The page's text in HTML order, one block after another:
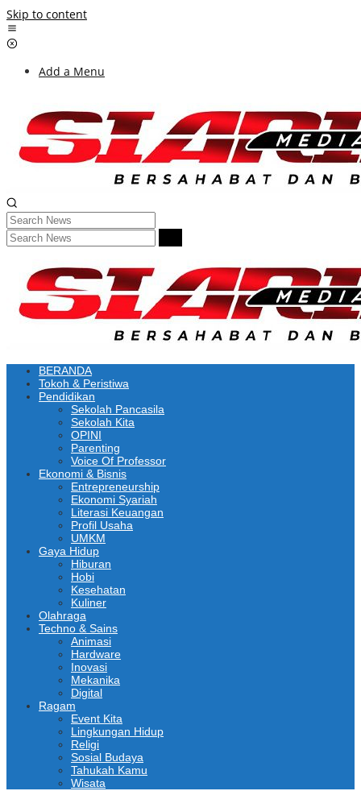
Skip to content
Add a Menu
BERANDA
Tokoh & Peristiwa
Pendidikan
Sekolah Pancasila
Sekolah Kita
OPINI
Parenting
Voice Of Professor
Ekonomi & Bisnis
Entrepreneurship
Ekonomi Syariah
Literasi Keuangan
Profil Usaha
UMKM
Gaya Hidup
Hiburan
Hobi
Kesehatan
Kuliner
Olahraga
Techno & Sains
Animasi
Hardware
Inovasi
Mekanika
Digital
Ragam
Event Kita
Lingkungan Hidup
Religi
Sosial Budaya
Tahukah Kamu
Wisata